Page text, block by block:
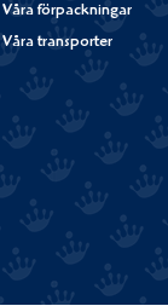
Våra förpackningar
Våra transporter